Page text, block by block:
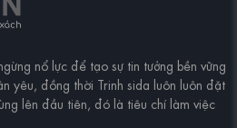
nổ lực để tạo sự tin tưởng bền vững
yêu, đồng thời Trinh sida luôn luôn đặt
lên đầu tiên, đó là tiêu chí làm việc